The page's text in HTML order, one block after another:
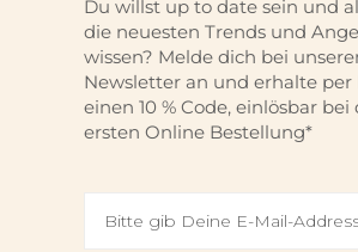
Du willst up to date sein und
die neuesten Trends und
wissen? Melde dich bei
Newsletter an und erhalte per
einen 10 % Code, einlösbar bei
ersten Online Bestellung*